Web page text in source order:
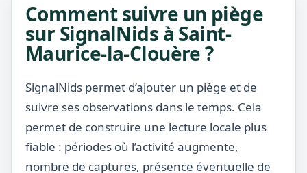
Comment suivre un piège
sur SignalNids à Saint-
Maurice-la-Clouère ?
SignalNids permet d’ajouter un piège et de
suivre ses observations dans le temps. Cela
permet de construire une lecture locale plus
fiable : périodes où l’activité augmente,
nombre de captures, présence éventuelle de